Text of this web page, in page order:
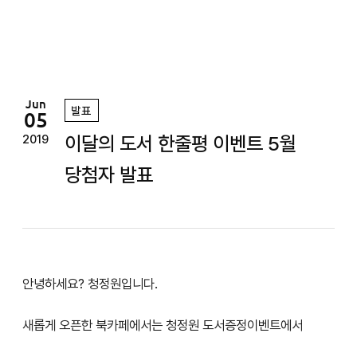
Jun
05
2019
발표
이달의 도서 한줄평 이벤트 5월
당첨자 발표
안녕하세요? 청정원입니다.
새롭게 오픈한 북카페에서는 청정원 도서증정이벤트에서